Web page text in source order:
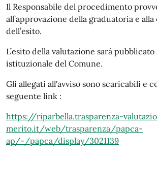
Il Responsabile del procedimento
all’approvazione della graduatoria e
dell’esito.
L’esito della valutazione sarà
istituzionale del Comune.
Gli allegati all'avviso sono scaricabili e
seguente link :
https://riparbella.trasparenza-
merito.it/web/trasparenza/papca-
ap/-/papca/display/3021139